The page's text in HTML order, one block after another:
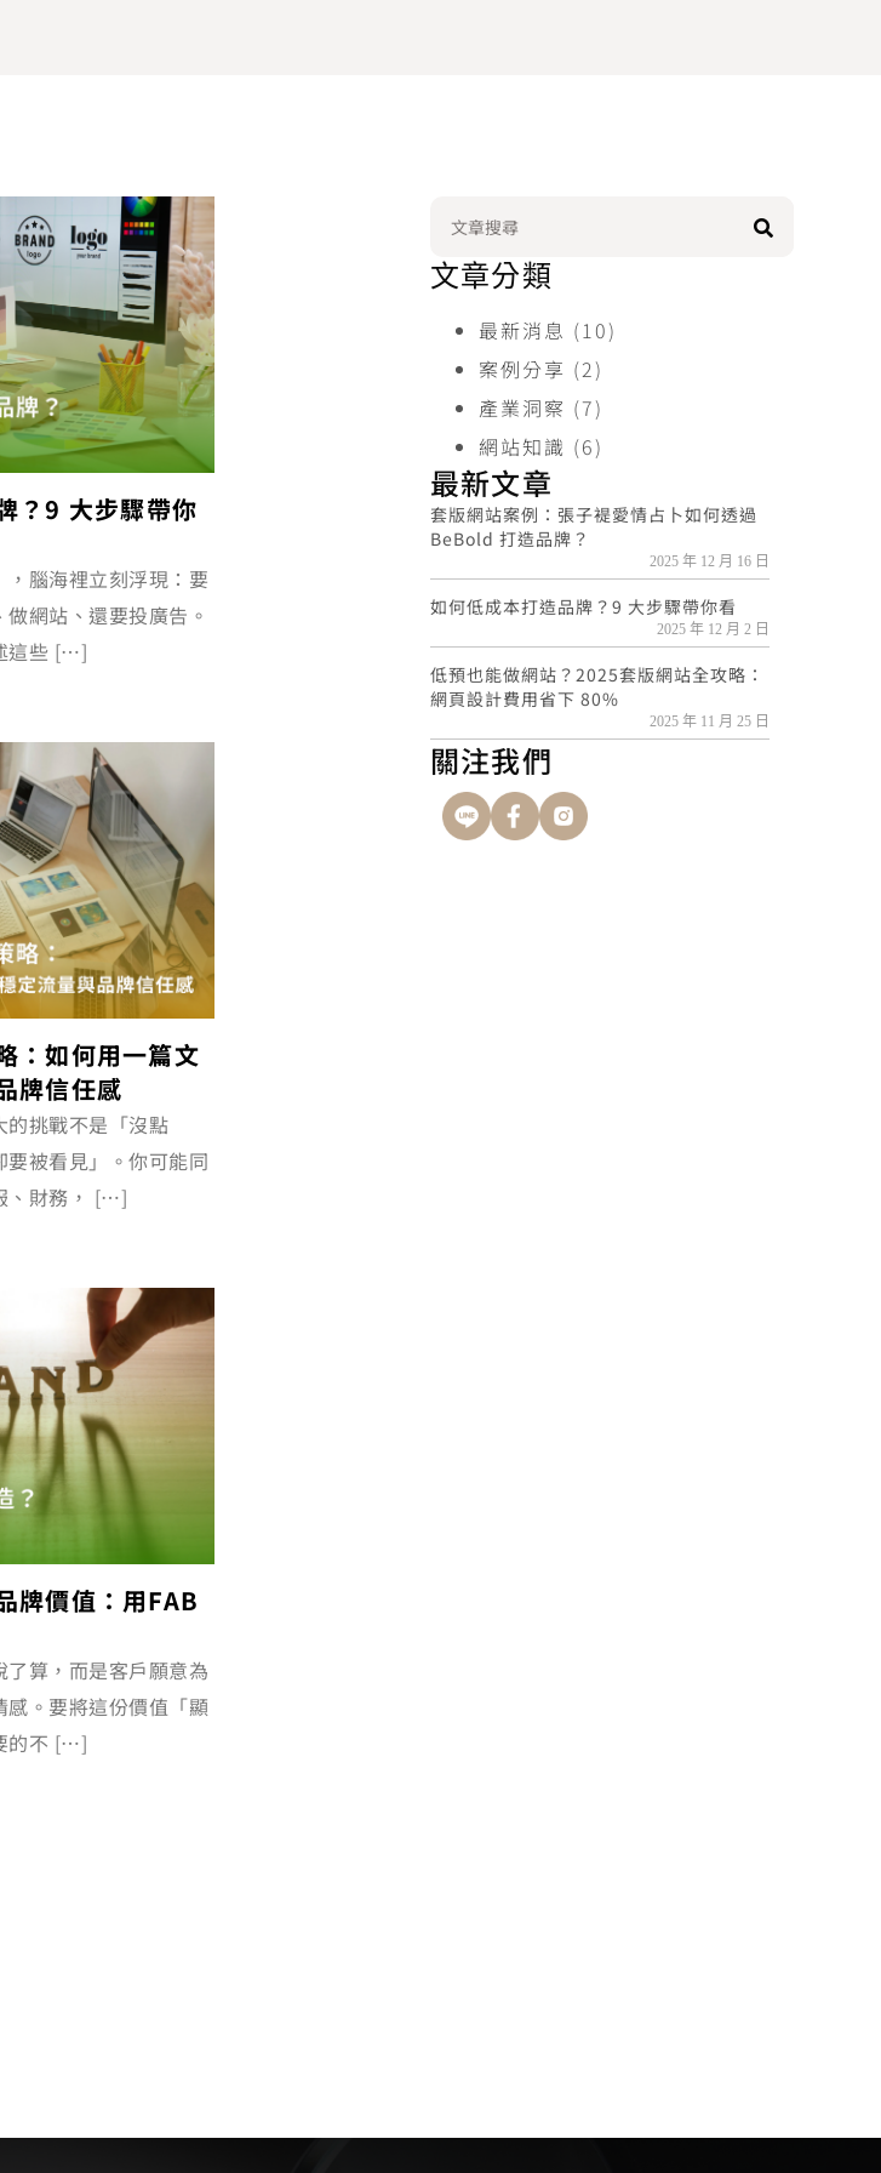
？9 大步驟帶你
腦海裡立刻浮現：要
網站、還要投廣告。
這些 […]
：如何用一篇文
牌信任感
的挑戰不是「沒點
被看見」。你可能同
、財務， […]
牌價值：用FAB
算，而是客戶願意為
。要將這份價值「顯
的不 […]
文章分類
最新消息 (10)
案例分享 (2)
產業洞察 (7)
網站知識 (6)
最新文章
套版網站案例：張子褆愛情占卜如何透過
BeBold 打造品牌？
2025 年 12 月 16 日
如何低成本打造品牌？9 大步驟帶你看
2025 年 12 月 2 日
低預也能做網站？2025套版網站全攻略：
網頁設計費用省下 80%
2025 年 11 月 25 日
關注我們